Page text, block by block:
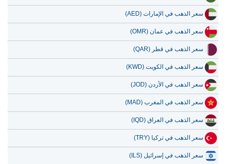
سعر الذهب في الإمارات (AED)
سعر الذهب في عمان (OMR)
سعر الذهب في قطر (QAR)
سعر الذهب في الكويت (KWD)
سعر الذهب في الأردن (JOD)
سعر الذهب في المغرب (MAD)
سعر الذهب في العراق (IQD)
سعر الذهب في تركيا (TRY)
سعر الذهب في إسرائيل (ILS)